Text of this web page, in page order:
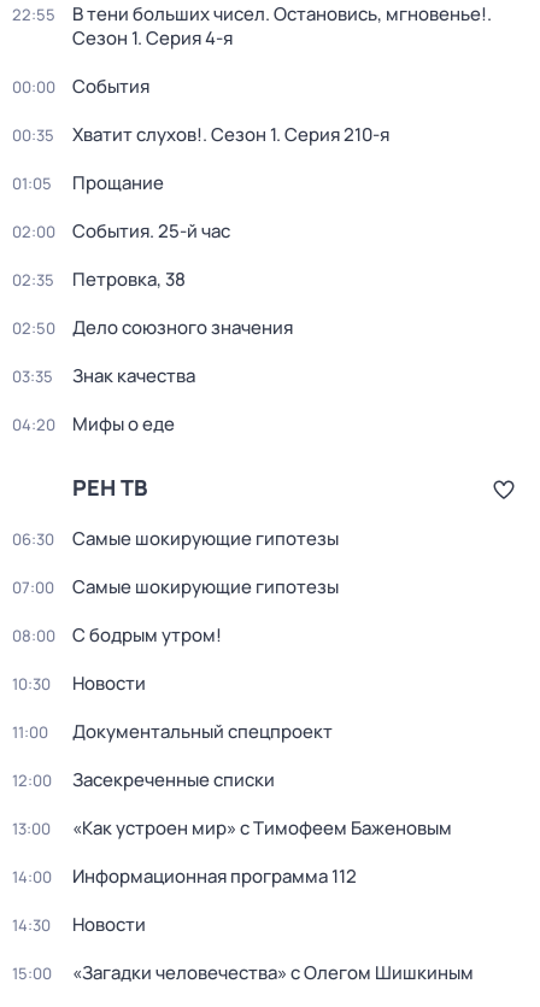
22:55 В тени больших чисел. Остановись, мгновенье!.
Сезон 1. Серия 4-я
00:00 События
00:35 Хватит слухов!. Сезон 1. Серия 210-я
01:05 Прощание
02:00 События. 25-й час
02:35 Петровка, 38
02:50 Дело союзного значения
03:35 Знак качества
04:20 Мифы о еде
РЕН ТВ
06:30 Самые шoкиpующие гипотезы
07:00 Самые шoкиpующие гипотезы
08:00 С бодрым утром!
10:30 Новости
11:00 Докyментальный спецпроeкт
12:00 Заcекрeченные списки
13:00 «Как устроен мир» с Тимофеем Баженовым
14:00 Информационная программа 112
14:30 Новости
15:00 «Загадки человечества» с Олегом Шишкиным